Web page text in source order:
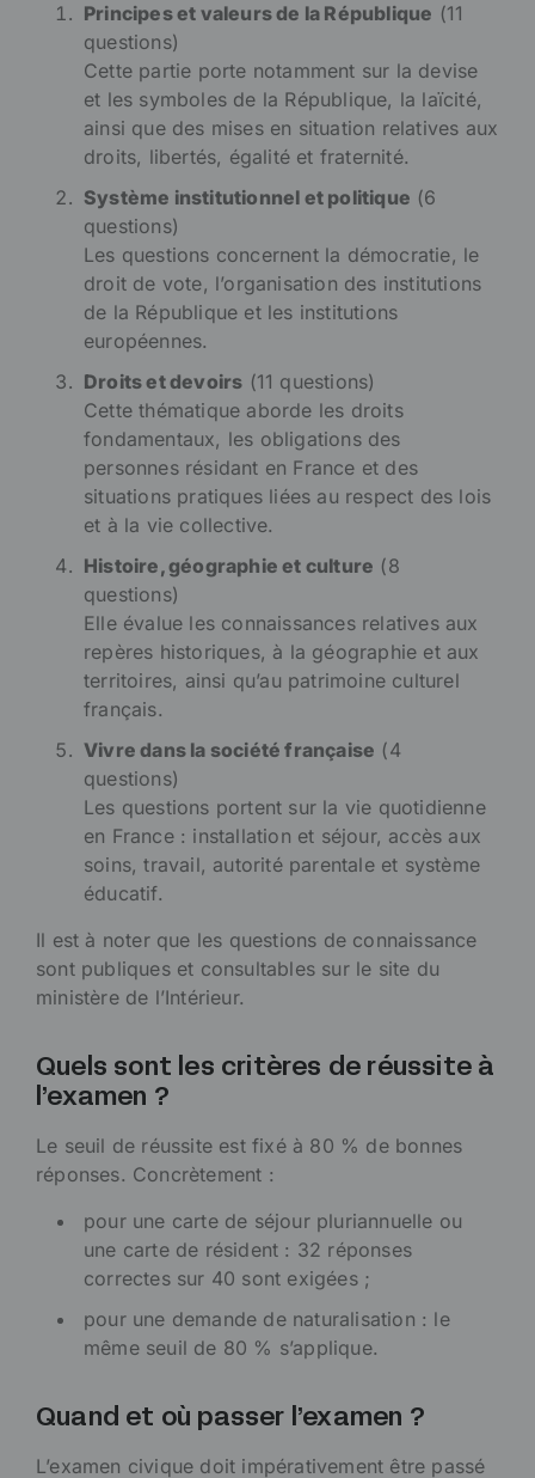
Principes et valeurs de la République (11
questions)
Cette partie porte notamment sur la devise
et les symboles de la République, la laïcité,
ainsi que des mises en situation relatives aux
droits, libertés, égalité et fraternité.
Système institutionnel et politique (6
questions)
Les questions concernent la démocratie, le
droit de vote, l’organisation des institutions
de la République et les institutions
européennes.
Droits et devoirs (11 questions)
Cette thématique aborde les droits
fondamentaux, les obligations des
personnes résidant en France et des
situations pratiques liées au respect des lois
et à la vie collective.
Histoire, géographie et culture (8
questions)
Elle évalue les connaissances relatives aux
repères historiques, à la géographie et aux
territoires, ainsi qu’au patrimoine culturel
français.
Vivre dans la société française (4
questions)
Les questions portent sur la vie quotidienne
en France : installation et séjour, accès aux
soins, travail, autorité parentale et système
éducatif.
Il est à noter que les questions de connaissance
sont publiques et consultables sur le site du
ministère de l’Intérieur.
Quels sont les critères de réussite à
l’examen ?
Le seuil de réussite est fixé à 80 % de bonnes
réponses. Concrètement :
pour une carte de séjour pluriannuelle ou
une carte de résident : 32 réponses
correctes sur 40 sont exigées ;
pour une demande de naturalisation : le
même seuil de 80 % s’applique.
Quand et où passer l’examen ?
L’examen civique doit impérativement être passé